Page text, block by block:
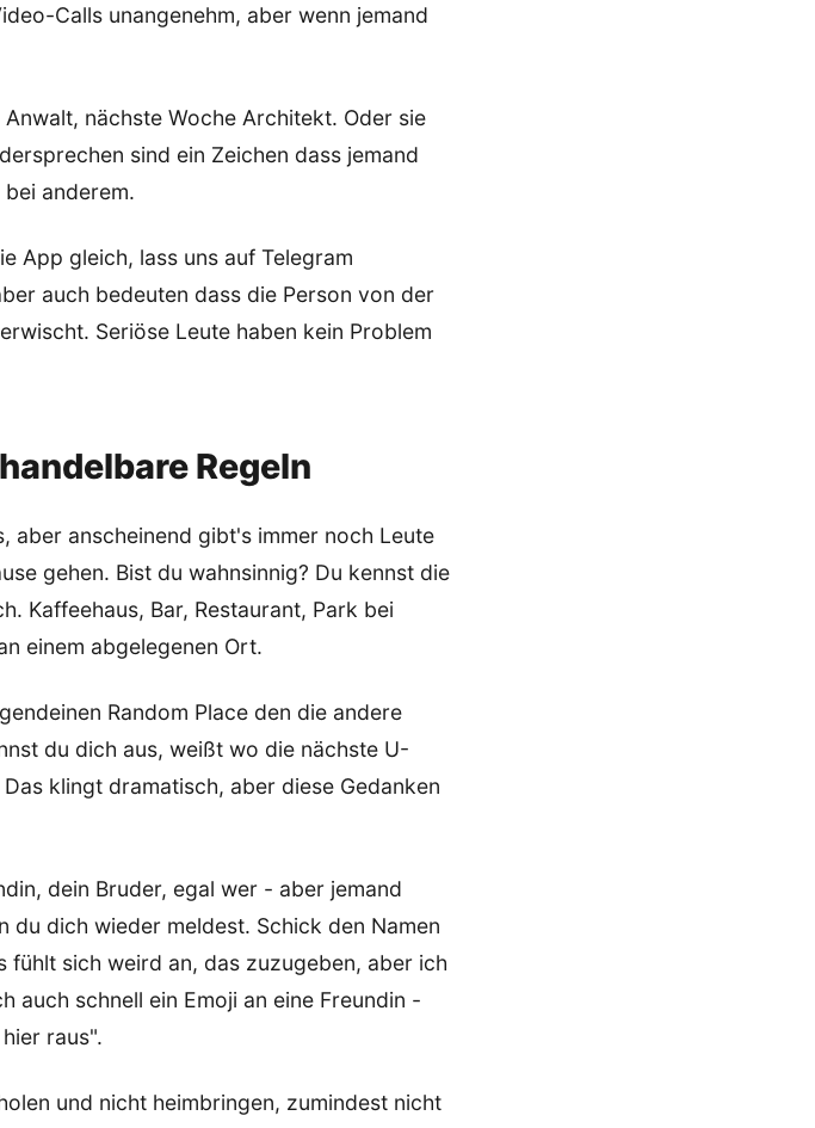
Calls unangenehm, aber wenn jemand
nächste Woche Architekt. Oder sie
sind ein Zeichen dass jemand
anderem.
App gleich, lass uns auf Telegram
auch bedeuten dass die Person von der
Seriöse Leute haben kein Problem
Regeln
aber anscheinend gibt's immer noch Leute
gehen. Bist du wahnsinnig? Du kennst die
Kaffeehaus, Bar, Restaurant, Park bei
einem abgelegenen Ort.
Random Place den die andere
du dich aus, weißt wo die nächste U-
klingt dramatisch, aber diese Gedanken
dein Bruder, egal wer - aber jemand
du dich wieder meldest. Schick den Namen
fühlt sich weird an, das zuzugeben, aber ich
auch schnell ein Emoji an eine Freundin -
raus".
und nicht heimbringen, zumindest nicht